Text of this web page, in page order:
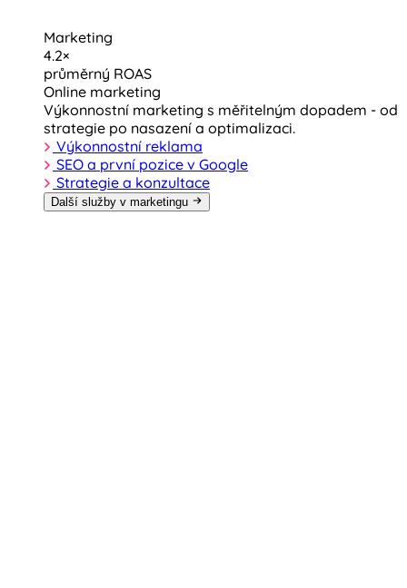
Marketing
4.2×
průměrný ROAS
Online marketing
Výkonnostní marketing s měřitelným dopadem - od
strategie po nasazení a optimalizaci.
Výkonnostní reklama
SEO a první pozice v Google
Strategie a konzultace
Další služby v marketingu